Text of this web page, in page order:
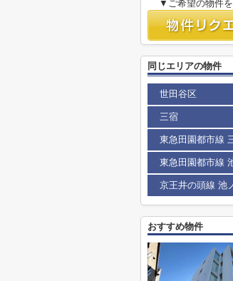
▼ご希望の物件
同じエリアの物件
世田谷区
三宿
東急田園都市線
東急田園都市線
京王井の頭線 池
おすすめ物件